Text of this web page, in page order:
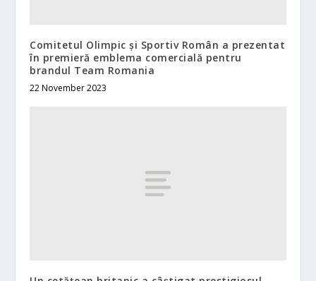
Comitetul Olimpic și Sportiv Român a prezentat
în premieră emblema comercială pentru
brandul Team Romania
22 November 2023